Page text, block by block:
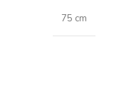
75 cm